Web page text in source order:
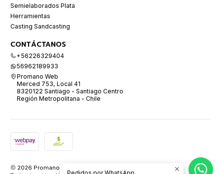
Semielaborados Plata
Herramientas
Casting Sandcasting
CONTÁCTANOS
+56226329404
56962189933
Promano Web
Merced 753, Local 41
8320122 Santiago - Santiago Centro
Región Metropolitana - Chile
2026 Promano.
Pedidos por WhatsApp